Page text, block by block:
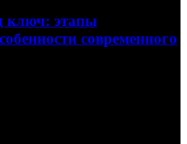
ключ: этапы
современного